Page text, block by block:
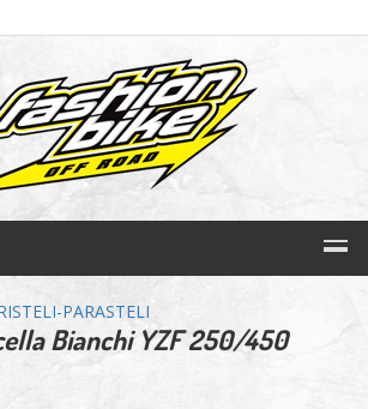
PARASTELI
Bianchi YZF 250/450